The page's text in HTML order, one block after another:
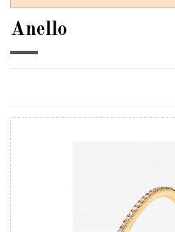
Anello